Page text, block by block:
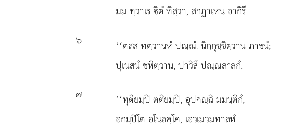
มม ทฺวาเร ิตํ ทิสฺวา, สกฏาเหน อากิรึ.
๖.
‘‘ตสฺส ทตฺวานหํ ปณฺณํ, นิกฺกุชฺชิตฺวาน ภาชนํ;
ปุเนสนํ ชหิตฺวาน, ปาวิสึ ปณฺณสาลกํ.
๗. ‘‘ทุติยมฺปิ ตติยมฺปิ, อุปคฺฉิ มมนฺติกํ;
อกมฺปิโต อโนลคฺโค, เอวเมวมทาสหํ.